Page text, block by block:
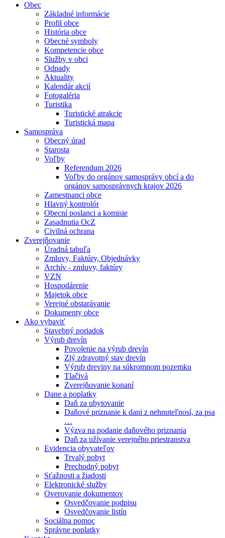
Obec
Základné informácie
Profil obce
História obce
Obecné symboly
Kompetencie obce
Služby v obci
Odpady
Aktuality
Kalendár akcií
Fotogaléria
Turistika
Turistické atrakcie
Turistická mapa
Samospráva
Obecný úrad
Starosta
Voľby
Referendum 2026
Voľby do orgánov samosprávy obcí a do
orgánov samosprávnych krajov 2026
Zamestnanci obce
Hlavný kontrolór
Obecní poslanci a komisie
Zasadnutia OcZ
Civilná ochrana
Zverejňovanie
Úradná tabuľa
Zmluvy, Faktúry, Objednávky
Archív - zmluvy, faktúry
VZN
Hospodárenie
Majetok obce
Verejné obstarávanie
Dokumenty obce
Ako vybaviť
Stavebný poriadok
Výrub drevín
Povolenie na výrub drevín
Zlý zdravotný stav drevín
Výrub dreviny na súkromnom pozemku
Tlačivá
Zverejňovanie konaní
Dane a poplatky
Daň za ubytovanie
Daňové priznanie k dani z nehnuteľnosí, za psa
…
Výzva na podanie daňového priznania
Daň za užívanie verejného priestranstva
Evidencia obyvateľov
Trvalý pobyt
Prechodný pobyt
Sťažnosti a žiadosti
Elektronické služby
Overovanie dokumentov
Osvedčovanie podpisu
Osvedčovanie listín
Sociálna pomoc
Správne poplatky